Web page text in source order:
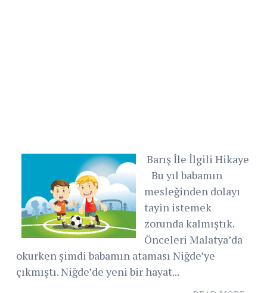
Barış İle İlgili Hikaye
Bu yıl babamın
mesleğinden dolayı
tayin istemek
zorunda kalmıştık.
Önceleri Malatya’da
okurken şimdi babamın ataması Niğde’ye
çıkmıştı. Niğde’de yeni bir hayat...